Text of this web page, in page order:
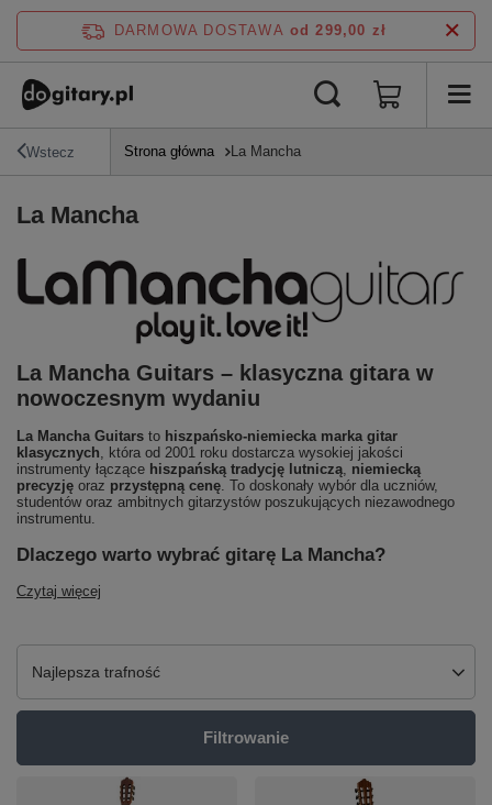
DARMOWA DOSTAWA od 299,00 zł
Wstecz Strona główna La Mancha
La Mancha
La Mancha Guitars – klasyczna gitara w
nowoczesnym wydaniu
La Mancha Guitars to hiszpańsko-niemiecka marka gitar
klasycznych , która od 2001 roku dostarcza wysokiej jakości
instrumenty łączące hiszpańską tradycję lutniczą niemiecką
precyzję oraz przystępną cenę . To doskonały wybór dla uczniów,
studentów oraz ambitnych gitarzystów poszukujących niezawodnego
instrumentu.
Dlaczego warto wybrać gitarę La Mancha?
Czytaj więcej
Zmień sortowanie
Najlepsza trafność
Filtrowanie